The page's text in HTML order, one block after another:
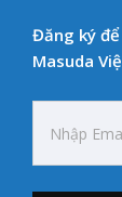
Đăng ký
Masuda